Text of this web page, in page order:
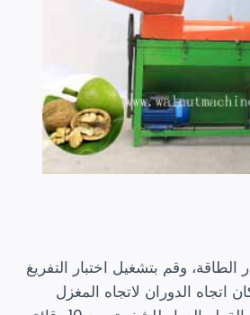
وقم بتشغيل اختبار التفريغ
اتجاه الدوران لاتجاه المغزل